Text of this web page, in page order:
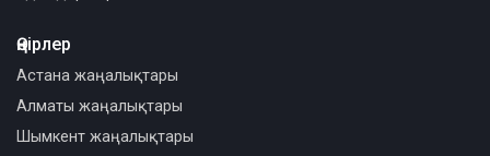
Өңірлер
Астана жаңалықтары
Алматы жаңалықтары
Шымкент жаңалықтары